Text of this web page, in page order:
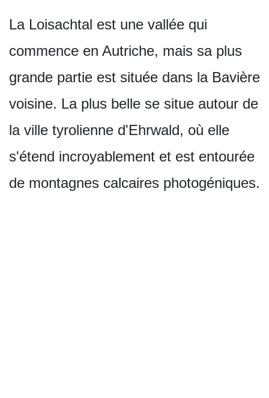
La Loisachtal est une vallée qui
commence en Autriche, mais sa plus
grande partie est située dans la Bavière
voisine. La plus belle se situe autour de
la ville tyrolienne d'Ehrwald, où elle
s'étend incroyablement et est entourée
de montagnes calcaires photogéniques.